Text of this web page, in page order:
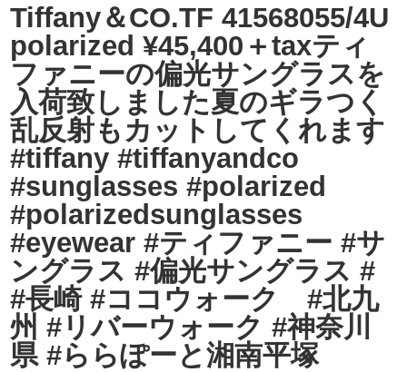
Tiffany＆CO.TF 41568055/4U
polarized ¥45,400＋taxティ
ファニーの偏光サングラスを
入荷致しました夏のギラつく
乱反射もカットしてくれます
#tiffany #tiffanyandco
#sunglasses #polarized
#polarizedsunglasses
#eyewear #ティファニー #サ
ングラス #偏光サングラス #
#長崎 #ココウォーク #北九
州 #リバーウォーク #神奈川
県 #ららぽーと湘南平塚